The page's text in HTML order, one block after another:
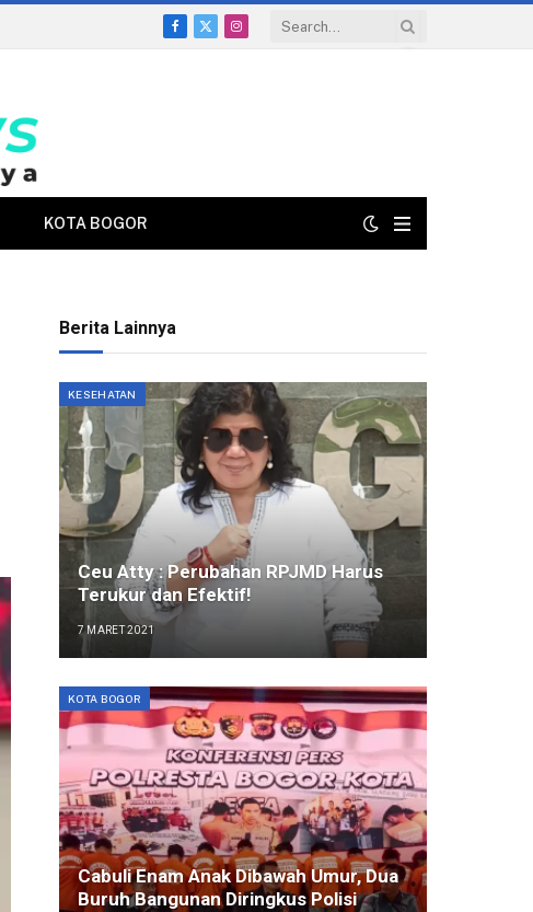
Facebook
X
Instagram
KOTA BOGOR
Berita Lainnya
KESEHATAN
Ceu Atty : Perubahan RPJMD Harus
Terukur dan Efektif!
7 MARET 2021
KOTA BOGOR
Cabuli Enam Anak Dibawah Umur, Dua
Buruh Bangunan Diringkus Polisi